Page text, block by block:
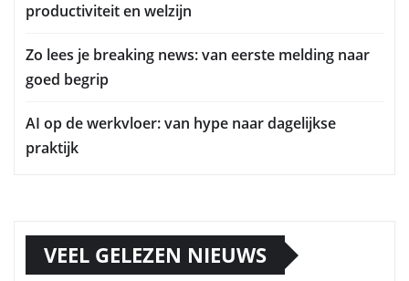
productiviteit en welzijn
Zo lees je breaking news: van eerste melding naar
goed begrip
AI op de werkvloer: van hype naar dagelijkse
praktijk
VEEL GELEZEN NIEUWS